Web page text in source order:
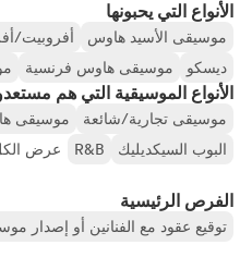
الأنواع التي يحبونها
موسيقى الأسيد هاوس أفروبيت/
ديسكو
موسيقى هاوس فرنسية
الأنواع الموسيقية التي هم
موسيقى تجارية/شائعة موسيقى
البوب السيكديليك
R&B عرض
الفرص الرئيسية
توقيع عقود مع الفنانين أو إصدار